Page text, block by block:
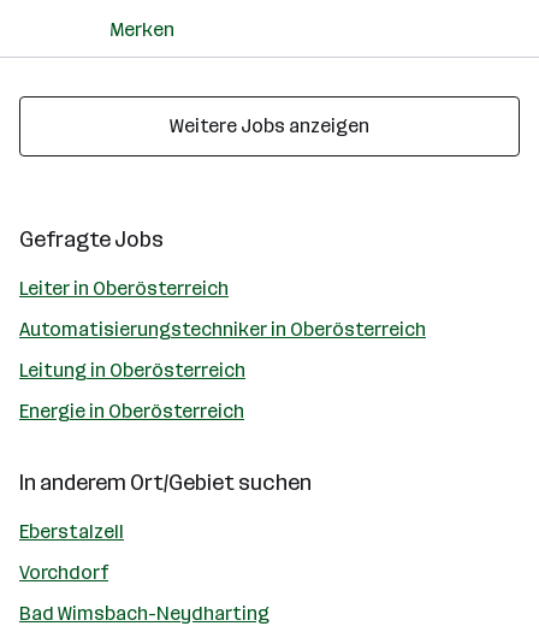
Merken
Weitere Jobs anzeigen
Gefragte Jobs
Leiter in Oberösterreich
Automatisierungstechniker in Oberösterreich
Leitung in Oberösterreich
Energie in Oberösterreich
In anderem Ort/Gebiet suchen
Eberstalzell
Vorchdorf
Bad Wimsbach-Neydharting